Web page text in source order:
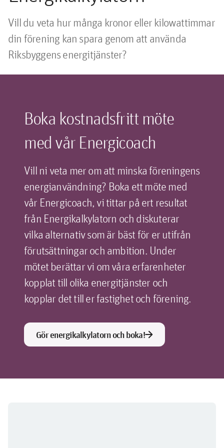
Vill du veta hur många kronor eller kilowattimmar
din förening kan spara genom att använda
Riksbyggens energitjänster?
Boka kostnadsfritt möte
med vår Energicoach
Vill ni veta mer om att minska föreningens
energianvändning? Boka ett möte med
vår Energicoach, vi tittar på ert resultat
från Energikalkylatorn och diskuterar
vilka alternativ som är bäst för er utifrån
förutsättningar och ambition. Under
mötet berättar vi om våra erfarenheter
kopplat till olika energitjänster och
kopplar det till er fastighet och förening.
Gör energikalkylatorn och boka!arrow_forward